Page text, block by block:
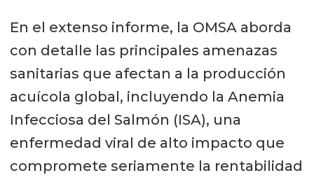
En el extenso informe, la OMSA aborda
con detalle las principales amenazas
sanitarias que afectan a la producción
acuícola global, incluyendo la Anemia
Infecciosa del Salmón (ISA), una
enfermedad viral de alto impacto que
compromete seriamente la rentabilidad